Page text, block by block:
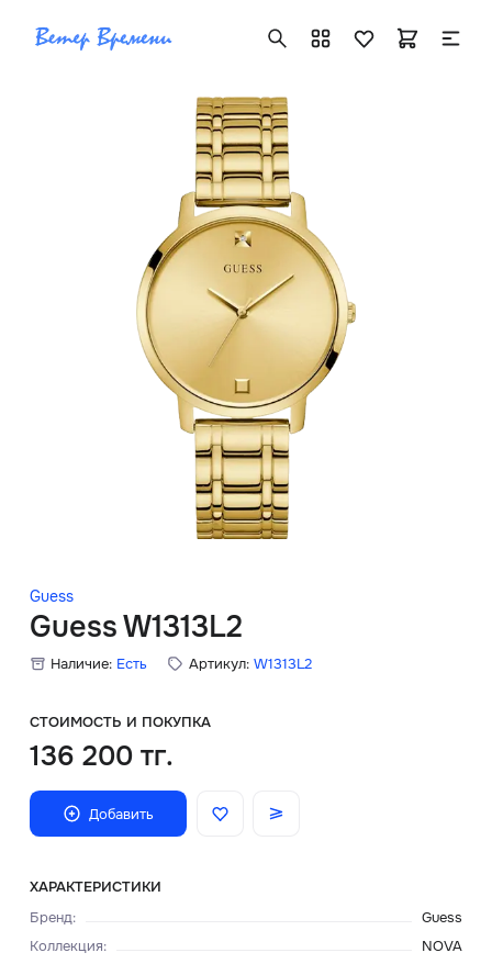
Guess
Guess W1313L2
Наличие: Есть Артикул: W1313L2
СТОИМОСТЬ И ПОКУПКА
136 200 тг.
Добавить
ХАРАКТЕРИСТИКИ
Бренд:
Guess
Коллекция:
NOVA
+7 ( 705 ) 181-42-50
info@vetervremeni.kz
Авторизация
Каталог
Мужские часы
Женские часы
Скидки
Главная
О нас